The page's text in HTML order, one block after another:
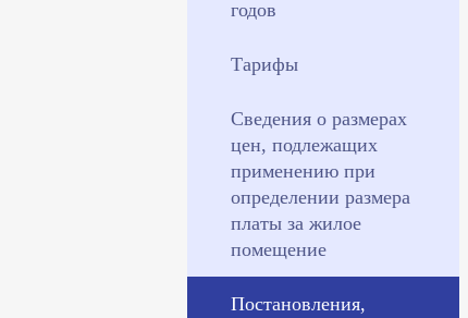
годов
Тарифы
Сведения о размерах
цен, подлежащих
применению при
определении размера
платы за жилое
помещение
Постановления,